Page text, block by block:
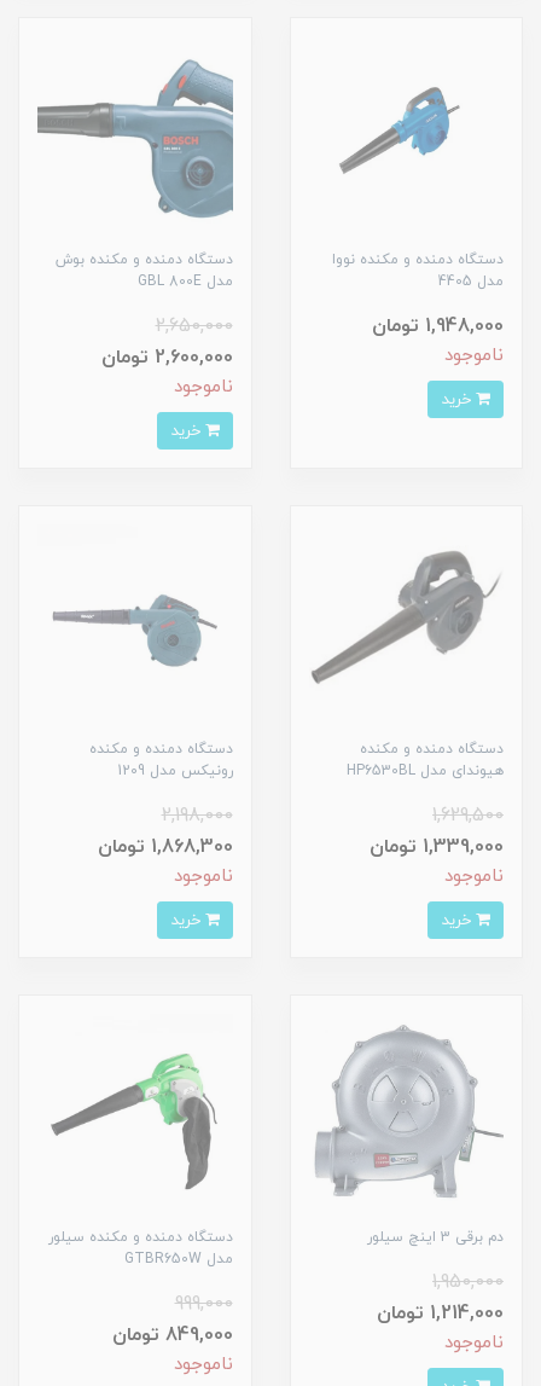
دستگاه دمنده و مکنده نووا
مدل 4405
1,948,000 تومان
ناموجود
خرید
دستگاه دمنده و مکنده بوش
مدل GBL 800E
2,650,000
2,600,000 تومان
ناموجود
خرید
دستگاه دمنده و مکنده
هیوندای مدل HP6530BL
1,629,500
1,339,000 تومان
ناموجود
خرید
دستگاه دمنده و مکنده
رونیکس مدل 1209
2,198,000
1,868,300 تومان
ناموجود
خرید
دم برقی 3 اینچ سیلور
1,950,000
1,214,000 تومان
ناموجود
دستگاه دمنده و مکنده سیلور
مدل GTBR650W
999,000
849,000 تومان
ناموجود